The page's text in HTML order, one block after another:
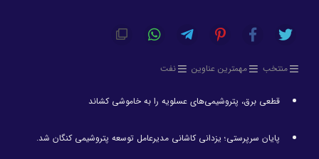
منتخب مهمترین عناوین نفت
قطعی برق، پتروشیمی‌های عسلویه را به خاموشی کشاند
پایان سرپرستی؛ یزدانی کاشانی مدیرعامل توسعه پتروشیمی کنگان شد.